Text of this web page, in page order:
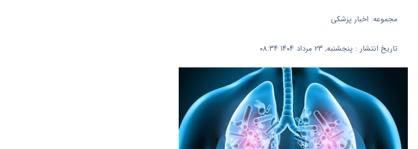
مجموعه: اخبار پزشکی
تاریخ انتشار : پنجشنبه, ۲۳ مرداد ۱۴۰۴ ۰۸:۳۴